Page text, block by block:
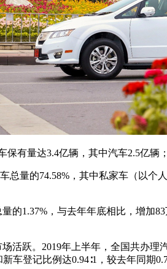
有量达3.4亿辆，其中汽车2.5亿辆
总量的74.58%，其中私家车（以
的1.37%，与去年年底相比，增加
活跃。2019年上半年，全国共办
车登记比例达0.94∶1，较去年同期